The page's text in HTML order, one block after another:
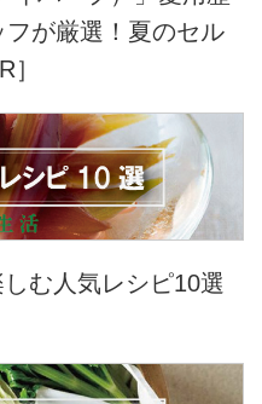
が厳選！夏のセル
む人気レシピ10選